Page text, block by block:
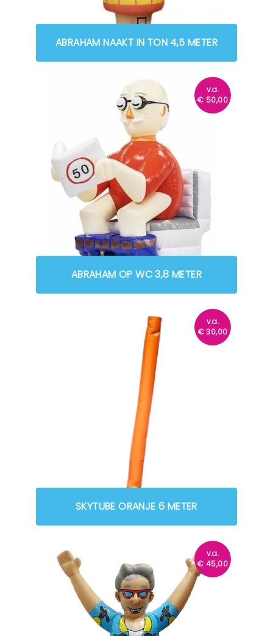
ABRAHAM NAAKT IN TON 4,5 METER
ABRAHAM OP WC 3,8 METER
v.a.
€ 50,00
SKYTUBE ORANJE 6 METER
v.a.
€ 30,00
v.a.
€ 45,00